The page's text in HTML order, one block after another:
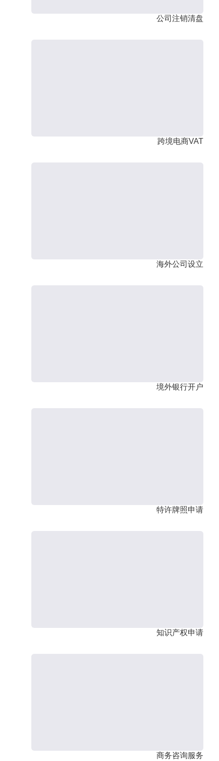
公司注销清盘
跨境电商VAT
海外公司设立
境外银行开户
特许牌照申请
知识产权申请
商务咨询服务